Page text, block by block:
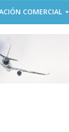
COMERCIAL